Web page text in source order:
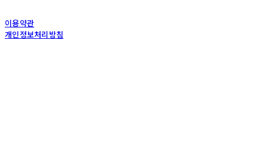
이용약관
개인정보처리방침